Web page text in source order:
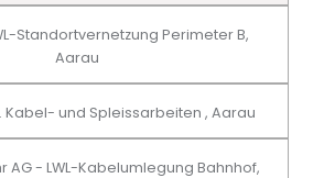
Standortvernetzung Perimeter B,
Aarau
Kabel- und Spleissarbeiten , Aarau
AG - LWL-Kabelumlegung Bahnhof,